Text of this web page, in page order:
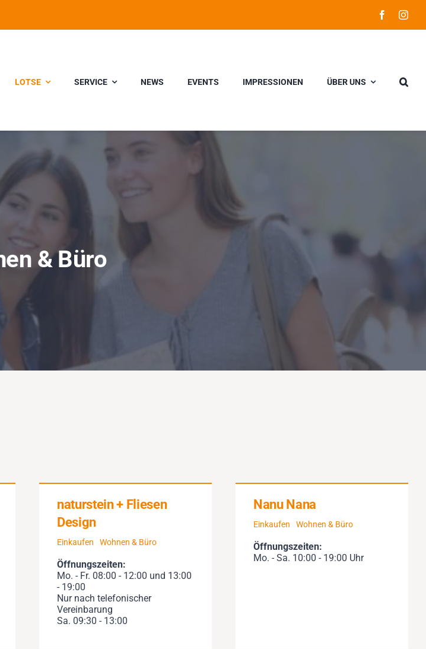
LOTSE SERVICE NEWS EVENTS IMPRESSIONEN ÜBER UNS
& Büro
naturstein + Fliesen
Design
Einkaufen Wohnen & Büro
Öffnungszeiten:
Mo. - Fr. 08:00 - 12:00 und 13:00
- 19:00
Nur nach telefonischer
Vereinbarung
Sa. 09:30 - 13:00
Nanu Nana
Einkaufen Wohnen & Büro
Öffnungszeiten:
Mo. - Sa. 10:00 - 19:00 Uhr